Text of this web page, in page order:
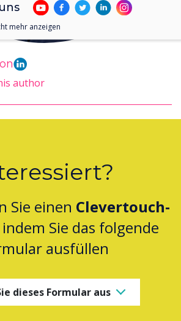
author
Sie einen Clevertouch-
indem Sie das folgende
ausfüllen
dieses Formular aus
mehr anzeigen